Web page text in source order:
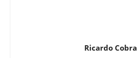
Ricardo Cobra